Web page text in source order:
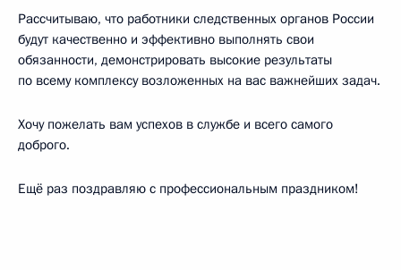
Рассчитываю, что работники следственных органов России
будут качественно и эффективно выполнять свои
обязанности, демонстрировать высокие результаты
по всему комплексу возложенных на вас важнейших задач.
Хочу пожелать вам успехов в службе и всего самого
доброго.
Ещё раз поздравляю с профессиональным праздником!